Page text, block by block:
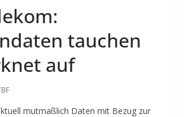
tauchen
auf
mutmaßlich Daten mit Bezug zur